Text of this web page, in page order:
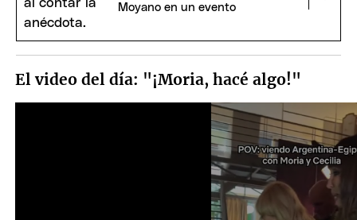
Moyano en un evento
El video del día: "¡Moria, hacé algo!"